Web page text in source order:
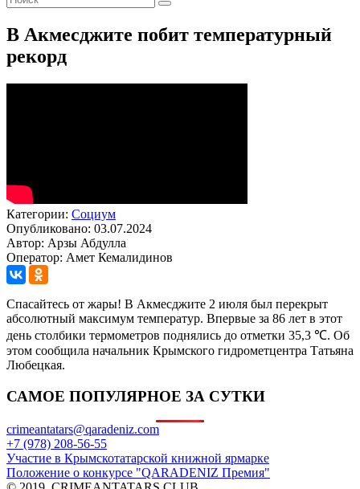
В Акмесджите побит температурный
рекорд
Категории: Социум
Опубликовано: 03.07.2024
Автор: Арзы Абдулла
Оператор: Амет Кемалидинов
Спасайтесь от жары! В Акмесджите 2 июля был перекрыт
абсолютный максимум температур. Впервые за 86 лет в этот
день столбики термометров поднялись до отметки 35,3 ℃. Об
этом сообщила начальник Крымского гидрометцентра Татьяна
Любецкая.
САМОЕ ПОПУЛЯРНОЕ ЗА СУТКИ
crimeantatars@qaradeniz.com
+7 (978) 208-56-55
Участие в Крымскотатарской книжной ярмарке
Положение о конкурсе "QARADENIZ Премия"